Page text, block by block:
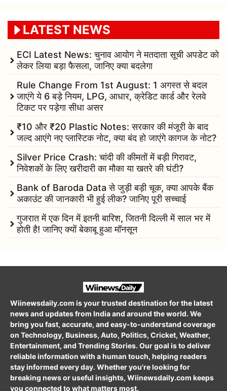
LATEST NEWS
ECI Latest News: चुनाव आयोग ने मतदाता सूची अपडेट को
लेकर लिया बड़ा फैसला, जानिए क्या बदलेगा
Rule Change From 1st August: 1 अगस्त से बदल
जाएंगे ये 6 बड़े नियम, LPG, आधार, क्रेडिट कार्ड और रेलवे
टिकट पर पड़ेगा सीधा असर
₹10 और ₹20 Plastic Notes: सरकार की मंजूरी के बाद
जल्द आएंगे नए प्लास्टिक नोट, क्या बंद हो जाएंगे कागज के नोट?
Silver Price Crash: चांदी की कीमतों में बड़ी गिरावट,
निवेशकों के लिए खरीदारी का मौका या खतरे की घंटी?
Bank of Baroda Data से जुड़ी बड़ी चूक, क्या आपके बैंक
अकाउंट की जानकारी भी हुई लीक? जानिए पूरी सच्चाई
गुजरात में एक दिन में इतनी बारिश, जितनी दिल्ली में साल भर में
होती है! जानिए क्यों बेकाबू हुआ मॉनसून
Wiinewsdaily.com is your trusted destination for the latest
news and updates from India and around the world. We
bring you fast, accurate, and easy-to-understand coverage
on Technology, Business, Auto, Politics, Cricket, Weather,
Entertainment, and Trending Stories. Our goal is to deliver
reliable information with a human touch, helping readers
stay informed every day. Whether you're looking for
breaking news or useful insights, Wiinewsdaily.com keeps
you connected to what matters most.